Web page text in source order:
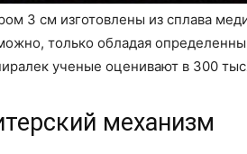
3 см изготовлены из сплава
только обладая
ученые оценивают в 300
механизм